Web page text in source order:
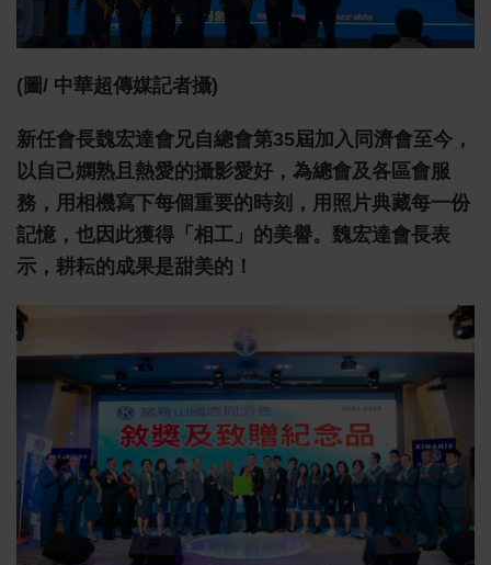
(圖/ 中華超傳媒記者攝)
新任會長魏宏達會兄自總會第35屆加入同濟會至今，
以自己嫻熟且熱愛的攝影愛好，為總會及各區會服
務，用相機寫下每個重要的時刻，用照片典藏每一份
記憶，也因此獲得「相工」的美譽。魏宏達會長表
示，耕耘的成果是甜美的！